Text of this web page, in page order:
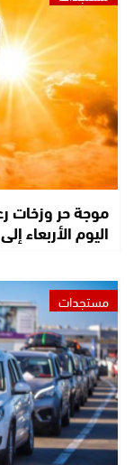
موجة حر وزخات
اليوم الأربعاء
مستجدات